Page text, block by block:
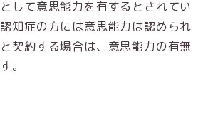
して意思能力を有するとされてい
知症の方には意思能力は認められ
契約する場合は、意思能力の有無
。